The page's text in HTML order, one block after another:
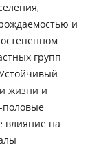
и
групп
жизни и
половые
влияние на